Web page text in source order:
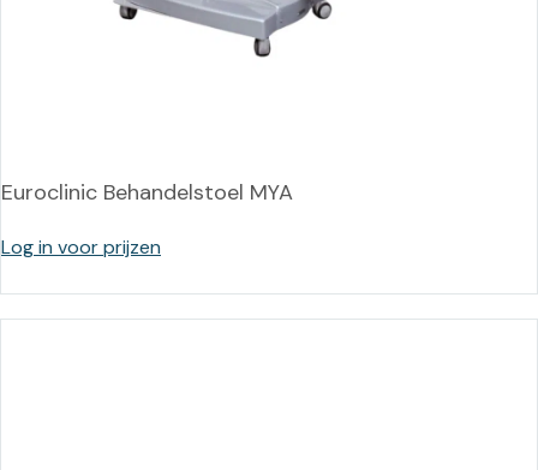
Euroclinic Behandelstoel MYA
Log in voor prijzen